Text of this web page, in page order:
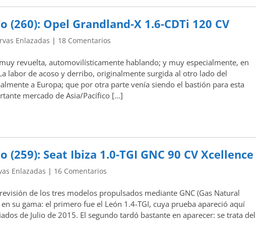
(260): Opel Grandland-X 1.6-CDTi 120 CV
Enlazadas | 18 Comentarios
revuelta, automovilísticamente hablando; y muy especialmente, en
labor de acoso y derribo, originalmente surgida al otro lado del
a Europa; que por otra parte venía siendo el bastión para esta
mercado de Asia/Pacífico […]
(259): Seat Ibiza 1.0-TGI GNC 90 CV Xcellence
Enlazadas | 16 Comentarios
de los tres modelos propulsados mediante GNC (Gas Natural
su gama: el primero fue el León 1.4-TGI, cuya prueba apareció aquí
de Julio de 2015. El segundo tardó bastante en aparecer: se trata del